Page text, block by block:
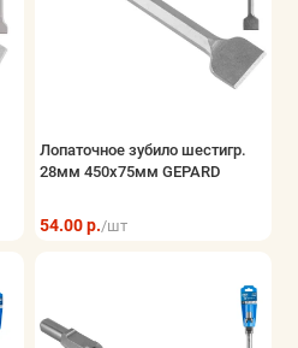
Лопаточное зубило шестигр.
28мм 450x75мм GEPARD
54.00 р./шт